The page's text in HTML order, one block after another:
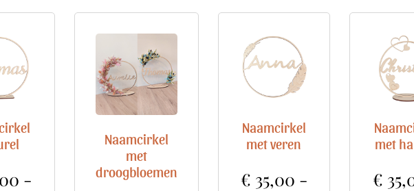
-
Naamcirkel
met
droogbloemen
Naamcirkel
met veren
€ 35,00 -
met
€